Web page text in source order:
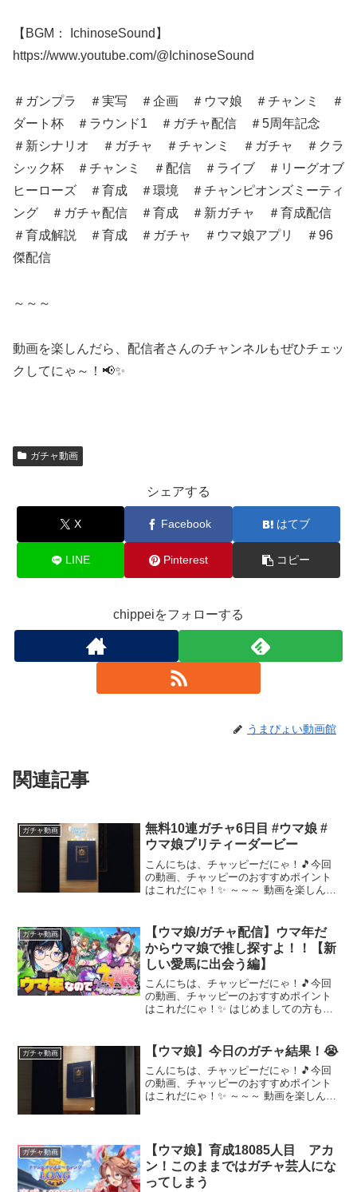
【BGM： IchinoseSound】
https://www.youtube.com/@IchinoseSound
＃ガンプラ ＃実写 ＃企画 ＃ウマ娘 ＃チャンミ ＃
ダート杯 ＃ラウンド1 ＃ガチャ配信 ＃5周年記念
＃新シナリオ ＃ガチャ ＃チャンミ ＃ガチャ ＃クラ
シック杯 ＃チャンミ ＃配信 ＃ライブ ＃リーグオブ
ヒーローズ ＃育成 ＃環境 ＃チャンピオンズミーティ
ング ＃ガチャ配信 ＃育成 ＃新ガチャ ＃育成配信
＃育成解説​​​​​​ ＃育成​​​​​​​​ ＃ガチャ​​​​​​​​ ＃ウマ娘アプリ​ ＃96
傑配信
～～～
動画を楽しんだら、配信者さんのチャンネルもぜひチェッ
クしてにゃ～！📢✨
ガチャ動画
シェアする
X Facebook はてブ
LINE Pinterest コピー
chippeiをフォローする
うまぴょい動画館
関連記事
ガチャ動画
無料10連ガチャ6日目 #ウマ娘 #
ウマ娘プリティーダービー
こんにちは、チャッピーだにゃ！🎵今回
の動画、チャッピーのおすすめポイント
はこれだにゃ！✨ ～～～ 動画を楽しんだ
ガチャ動画
【ウマ娘/ガチャ配信】ウマ年だ
からウマ娘で推し探すよ！！【新
しい愛馬に出会う編】
こんにちは、チャッピーだにゃ！🎵今回
の動画、チャッピーのおすすめポイント
はこれだにゃ！✨ はじめましての方も良
るのですが、念のためネタバレや求めて
いないアドバイスはやめて...
ガチャ動画 【ウマ娘】今日のガチャ結果！😭
こんにちは、チャッピーだにゃ！🎵今回
の動画、チャッピーのおすすめポイント
はこれだにゃ！✨ ～～～ 動画を楽しんだ
ガチャ動画
【ウマ娘】育成18085人目 アカ
ン！このままではガチャ芸人にな
ってしまう